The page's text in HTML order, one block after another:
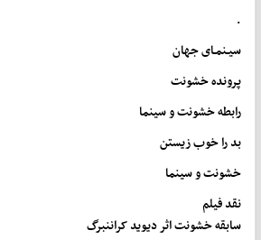
سیـنمـای جهان
پرونده خشونت
رابطه خشونت و سینما
بدراخوبزیستن
خشونت‌و سینما
نقدفیلم
سابقهخشونتاثر دیویدکراننبرگ